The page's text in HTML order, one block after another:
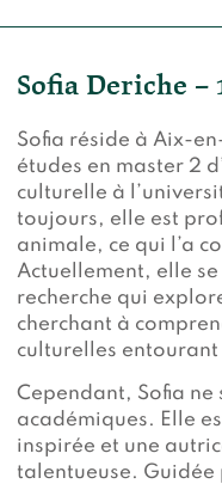
Sofia Deriche –
Sofia réside à Aix-
études en master 2
culturelle à
toujours, elle est
animale, ce qui l’a
Actuellement, elle
recherche qui
cherchant à
culturelles entourant
Cependant, Sofia ne
académiques. Elle
inspirée et une
talentueuse. Guidée